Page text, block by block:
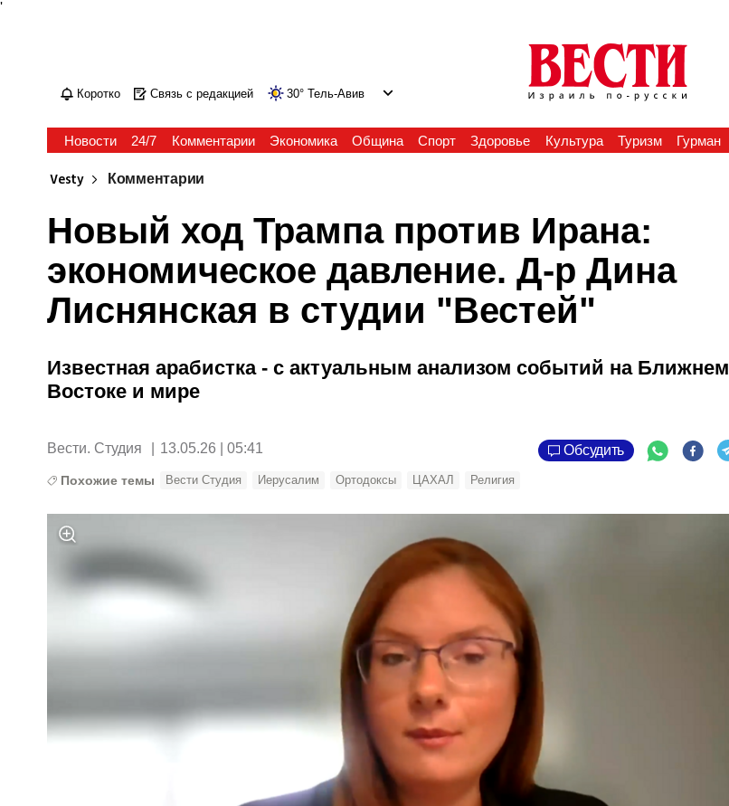
'
Коротко Связь с редакцией 30° Тель-Авив
Новости 24/7 Комментарии Экономика Община Спорт Здоровье Культура Туризм Гурман
Vesty Комментарии
Новый ход Трампа против Ирана:
экономическое давление. Д-р Дина
Лиснянская в студии "Вестей"
Известная арабистка - с актуальным анализом событий на Ближнем
Востоке и мире
Вести. Студия 13.05.26 | 05:41 Обсудить
Похожие темы Вести Студия Иерусалим Ортодоксы ЦАХАЛ Религия